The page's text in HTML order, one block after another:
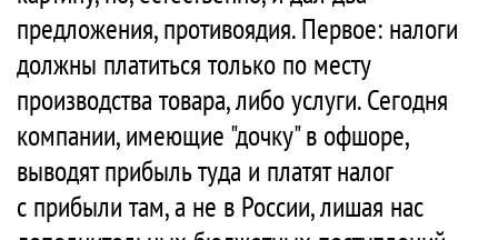
предложения, противоядия. Первое: налоги
должны платиться только по месту
производства товара, либо услуги. Сегодня
компании, имеющие "дочку" в офшоре,
выводят прибыль туда и платят налог
с прибыли там, а не в России, лишая нас